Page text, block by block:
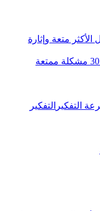
المشاكل الأكثر متعة وإثارة
التفكير التفكير